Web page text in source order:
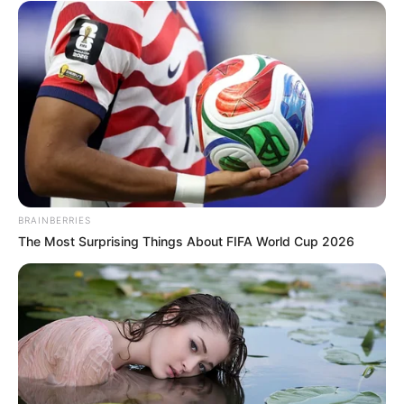
Ενημερώνετε για πολιτιστικές εκδηλώσεις και
τέχνες;
+
Αριθμός Πιστοποίησης
242136
Η Επιχείρηση δηλώνει ότι έχει συμμορφωθεί με τη Σύσταση (ΕΕ)
2018/334 της Επιτροπής της 1ης Μαρτίου 2018 σχετικά με τα μέτρα
BRAINBERRIES
The Most Surprising Things About FIFA World Cup 2026